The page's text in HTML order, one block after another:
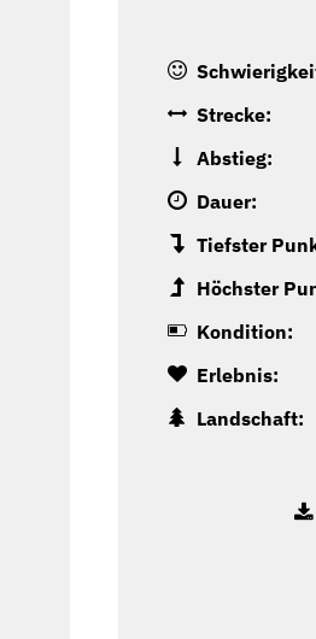
Strecke:
Abstieg:
Dauer:
Tiefster
Höchster
Kondition:
Erlebnis:
Landschaft: